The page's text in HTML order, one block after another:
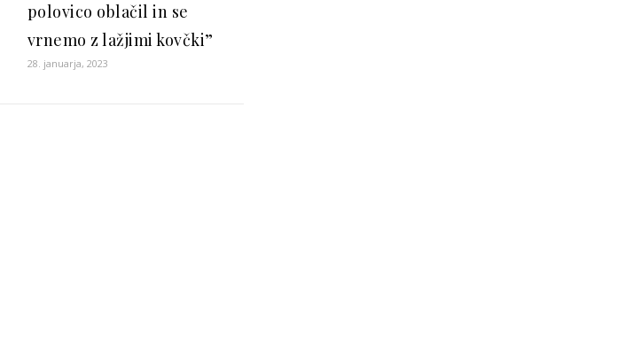
polovico oblačil in se
vrnemo z lažjimi kovčki”
28. januarja, 2023